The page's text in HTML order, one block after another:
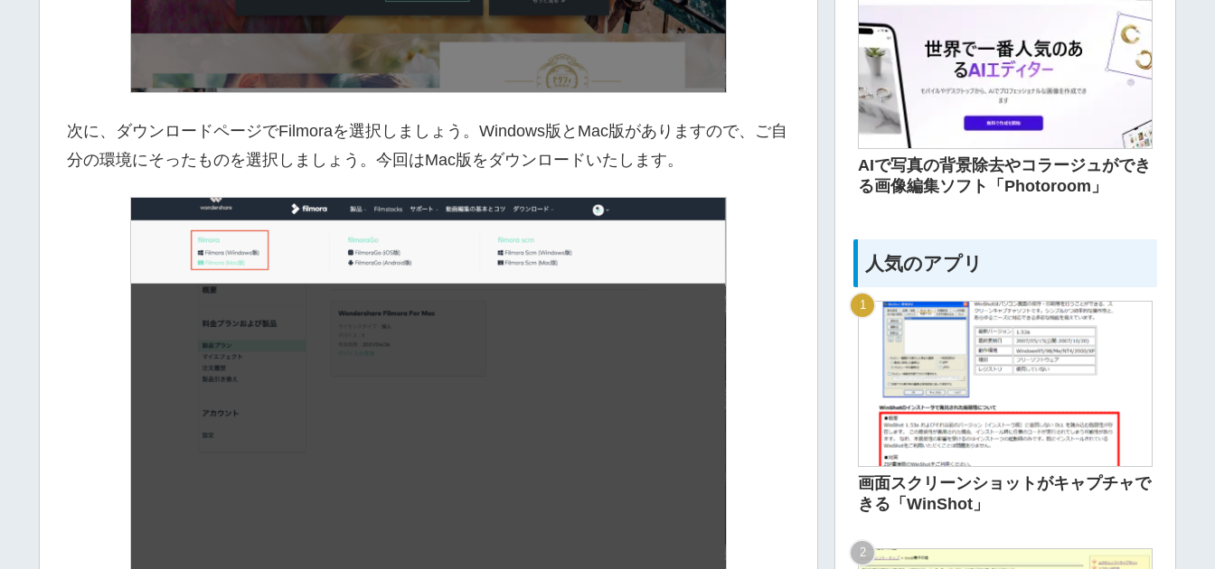
次に、ダウンロードページでFilmoraを選択しましょう。Windows版とMac版がありますので、ご自
分の環境にそったものを選択しましょう。今回はMac版をダウンロードいたします。
AIで写真の背景除去やコラージュができ
る画像編集ソフト「Photoroom」
人気のアプリ
画面スクリーンショットがキャプチャで
きる「WinShot」